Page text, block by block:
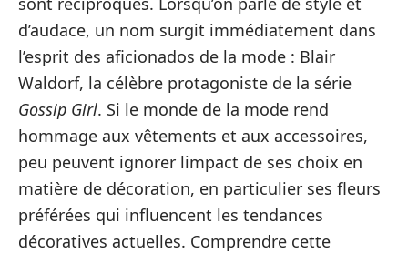
d’audace, un nom surgit immédiatement dans
l’esprit des aficionados de la mode : Blair
Waldorf, la célèbre protagoniste de la série
Gossip Girl. Si le monde de la mode rend
hommage aux vêtements et aux accessoires,
peu peuvent ignorer limpact de ses choix en
matière de décoration, en particulier ses fleurs
préférées qui influencent les tendances
décoratives actuelles. Comprendre cette